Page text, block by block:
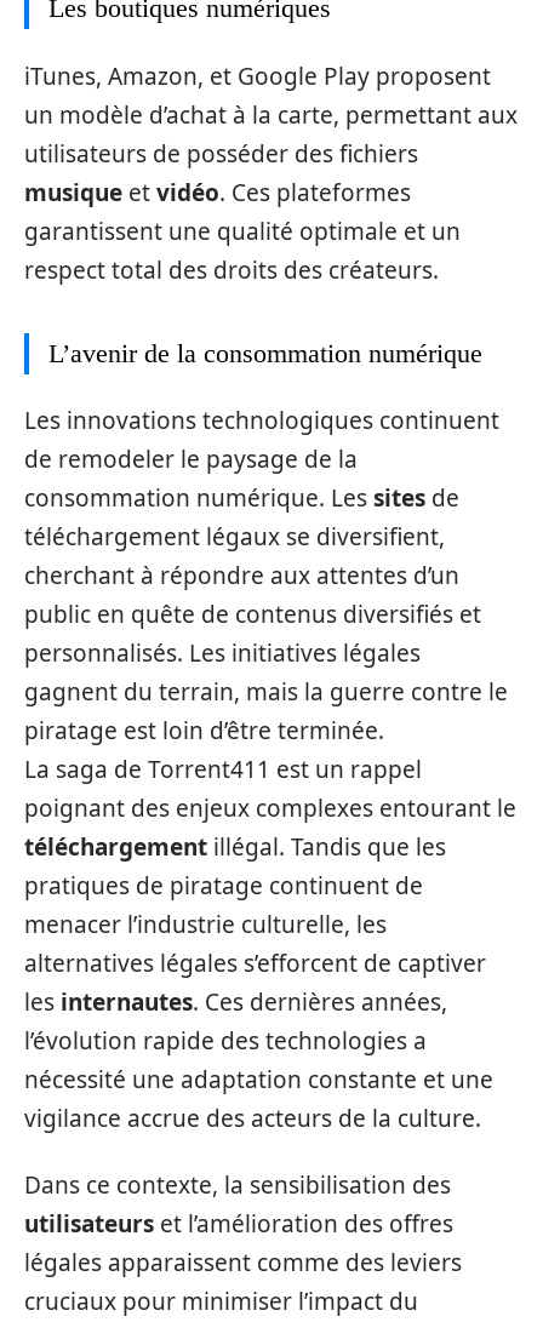
Les boutiques numériques
iTunes, Amazon, et Google Play proposent
un modèle d’achat à la carte, permettant aux
utilisateurs de posséder des fichiers
musique etvidéo. Ces plateformes
garantissent une qualité optimale et un
respect total des droits des créateurs.
L’avenir de la consommation numérique
Les innovations technologiques continuent
de remodeler le paysage de la
consommation numérique. Lessites de
téléchargement légaux se diversifient,
cherchant à répondre aux attentes d’un
public en quête de contenus diversifiés et
personnalisés. Les initiatives légales
gagnent du terrain, mais la guerre contre le
piratage est loin d’être terminée.
La saga de Torrent411 est un rappel
poignant des enjeux complexes entourant le
téléchargement illégal. Tandis que les
pratiques de piratage continuent de
menacer l’industrie culturelle, les
alternatives légales s’efforcent de captiver
les internautes. Ces dernières années,
l’évolution rapide des technologies a
nécessité une adaptation constante et une
vigilance accrue des acteurs de la culture.
Dans ce contexte, la sensibilisation des
utilisateurs et l’amélioration des offres
légales apparaissent comme des leviers
cruciaux pour minimiser l’impact du